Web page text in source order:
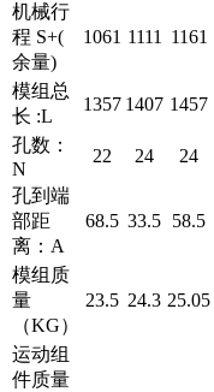
机械行
程 S+(
余量)
1061 1111 1161
模组总
长 :L
1357 1407 1457
孔数：
N
22 24 24
孔到端
部距
离：A
68.5 33.5 58.5
模组质
量
（KG）
23.5 24.3 25.05
运动组
件质量